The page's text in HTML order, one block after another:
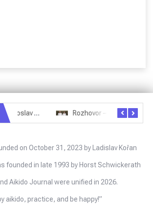
Rozhovor – Joël Roche – 12.4.2025 – Praha, Karlín
on October 31, 2023 by Ladislav Kořan
founded in late 1993 by Horst Schwickerath
Aikido Journal were unified in 2026.
aikido, practice, and be happy!”